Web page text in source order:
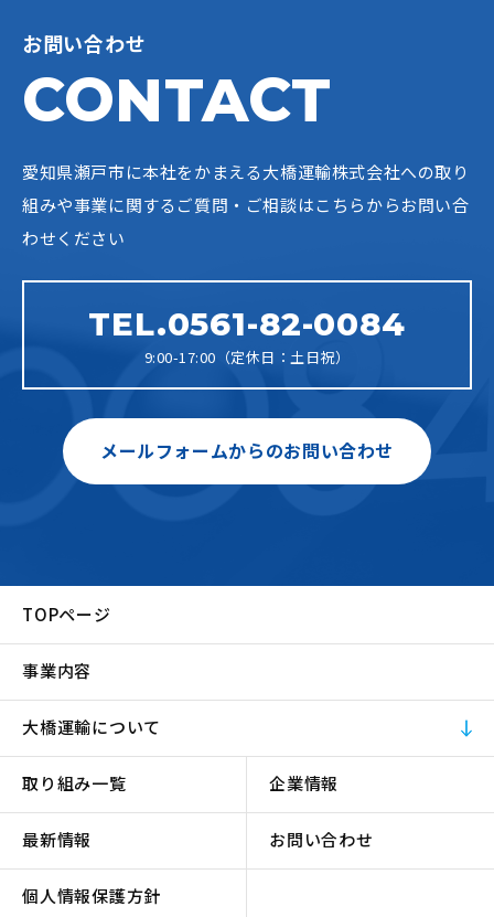
お問い合わせ
CONTACT
愛知県瀬戸市に本社をかまえる大橋運輸株式会社への取り
組みや事業に関するご質問・ご相談はこちらからお問い合
わせください
TEL.0561-82-0084
9:00-17:00（定休日：土日祝）
メールフォームからのお問い合わせ
TOPページ
事業内容
大橋運輸について
取り組み一覧 企業情報
最新情報 お問い合わせ
個人情報保護方針